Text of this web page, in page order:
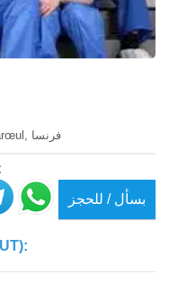
179 Bd Clemenceau,, 59700, Marcq-en-Barœul, فرنسا
بسأل / للحجز